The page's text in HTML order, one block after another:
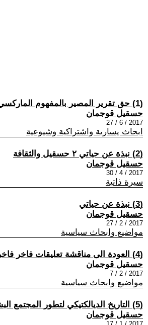
(1) حق تقرير المصير بالمفهوم الماركسي
حسقيل قوجمان
2017 / 6 / 27
ابحاث يسارية واشتراكية وشيوعية
(2) نبذة عن حياتي ٢ حسقيل والثقافة
حسقيل قوجمان
2017 / 4 / 30
سيرة ذاتية
(3) نبذة عن حياتي
حسقيل قوجمان
2017 / 2 / 27
مواضيع وابحاث سياسية
(4) العودة الى مناقشة تعليقات فاخر فاخر للتسلية
حسقيل قوجمان
2017 / 2 / 7
مواضيع وابحاث سياسية
(5) التاريخ الديالكتيكي لتطور المجتمع البشري
حسقيل قوجمان